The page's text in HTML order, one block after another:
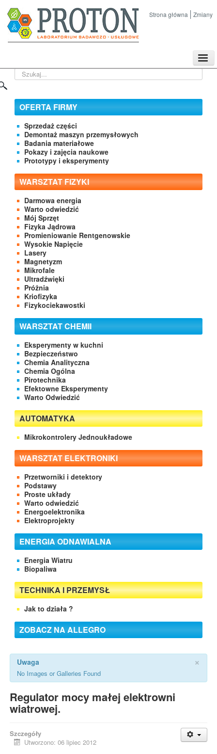
Strona główna Zmiany
Kontakt
Szukaj...
OFERTA FIRMY
Sprzedaż części
Demontaż maszyn przemysłowych
Badania materiałowe
Pokazy i zajęcia naukowe
Prototypy i eksperymenty
WARSZTAT FIZYKI
Darmowa energia
Warto odwiedzić
Mój Sprzęt
Fizyka Jądrowa
Promieniowanie Rentgenowskie
Wysokie Napięcie
Lasery
Magnetyzm
Mikrofale
Ultradźwięki
Próżnia
Kriofizyka
Fizykociekawostki
WARSZTAT CHEMII
Eksperymenty w kuchni
Bezpieczeństwo
Chemia Analityczna
Chemia Ogólna
Pirotechnika
Efektowne Eksperymenty
Warto Odwiedzić
AUTOMATYKA
Mikrokontrolery Jednoukładowe
WARSZTAT ELEKTRONIKI
Przetworniki i detektory
Podstawy
Proste układy
Warto odwiedzić
Energoelektronika
Elektroprojekty
ENERGIA ODNAWIALNA
Energia Wiatru
Biopaliwa
TECHNIKA I PRZEMYSŁ
Jak to działa ?
ZOBACZ NA ALLEGRO
×
Uwaga
No Images or Galleries Found
Regulator mocy małej elektrowni
wiatrowej.
Szczegóły
Utworzono: 06 lipiec 2012